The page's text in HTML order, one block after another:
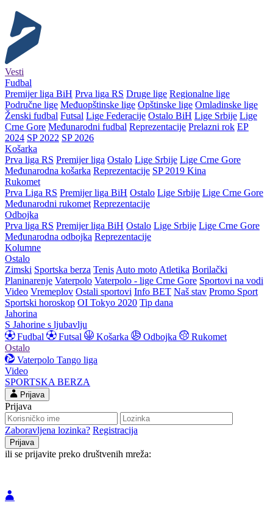
Vesti
Fudbal
Premijer liga BiH Prva liga RS Druge lige Regionalne lige
Područne lige Međuopštinske lige Opštinske lige Omladinske lige
Ženski fudbal Futsal Lige Federacije Ostalo BiH Lige Srbije Lige
Crne Gore Međunarodni fudbal Reprezentacije Prelazni rok EP
2024 SP 2022 SP 2026
Košarka
Prva liga RS Premijer liga Ostalo Lige Srbije Lige Crne Gore
Međunarodna košarka Reprezentacije SP 2019 Kina
Rukomet
Prva Liga RS Premijer liga BiH Ostalo Lige Srbije Lige Crne Gore
Međunarodni rukomet Reprezentacije
Odbojka
Prva liga RS Premijer liga BiH Ostalo Lige Srbije Lige Crne Gore
Međunarodna odbojka Reprezentacije
Kolumne
Ostalo
Zimski Sportska berza Tenis Auto moto Atletika Borilački
Planinarenje Vaterpolo Vaterpolo - lige Crne Gore Sportovi na vodi
Video Vremeplov Ostali sportovi Info BET Naš stav Promo Sport
Sportski horoskop OI Tokyo 2020 Tip dana
Jahorina
S Jahorine s ljubavlju
Fudbal
Futsal Košarka Odbojka
Rukomet
Ostalo
Vaterpolo Tango liga
Video
SPORTSKA BERZA
Prijava
Prijava
Zaboravljena lozinka? Registracija
ili se prijavite preko društvenih mreža: